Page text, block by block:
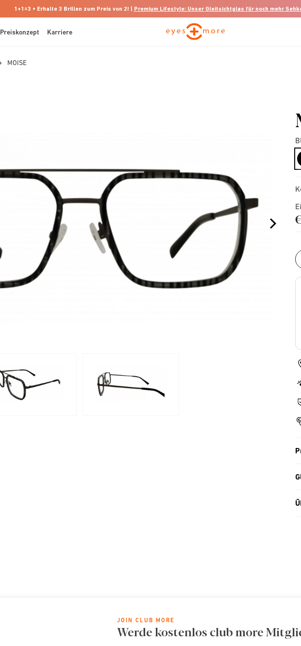
1+1=3 • Erhalte 3 Brillen zum Preis von 2! | Premium Lifestyle: Unser Gleitsichtglas für noch mehr
Preiskonzept Karriere
MOISE
JOIN CLUB MORE
Werde kostenlos club more